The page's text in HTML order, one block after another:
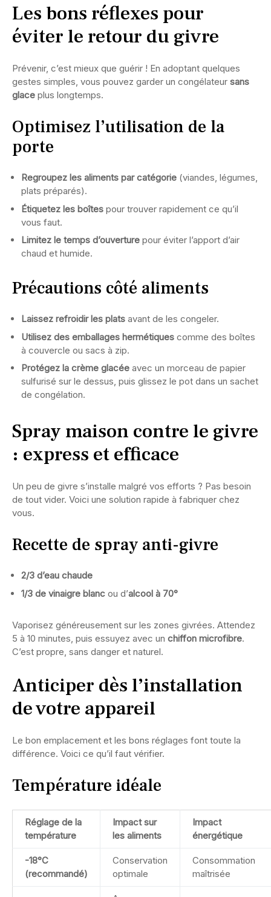
Les bons réflexes pour
éviter le retour du givre
Prévenir, c’est mieux que guérir ! En adoptant quelques
gestes simples, vous pouvez garder un congélateur sans
glace plus longtemps.
Optimisez l’utilisation de la
porte
Regroupez les aliments par catégorie (viandes, légumes,
plats préparés).
Étiquetez les boîtes pour trouver rapidement ce qu’il
vous faut.
Limitez le temps d’ouverture pour éviter l’apport d’air
chaud et humide.
Précautions côté aliments
Laissez refroidir les plats avant de les congeler.
Utilisez des emballages hermétiques comme des boîtes
à couvercle ou sacs à zip.
Protégez la crème glacée avec un morceau de papier
sulfurisé sur le dessus, puis glissez le pot dans un sachet
de congélation.
Spray maison contre le givre
: express et efficace
Un peu de givre s’installe malgré vos efforts ? Pas besoin
de tout vider. Voici une solution rapide à fabriquer chez
vous.
Recette de spray anti-givre
2/3 d’eau chaude
1/3 de vinaigre blanc ou d’alcool à 70°
Vaporisez généreusement sur les zones givrées. Attendez
5 à 10 minutes, puis essuyez avec un chiffon microfibre.
C’est propre, sans danger et naturel.
Anticiper dès l’installation
de votre appareil
Le bon emplacement et les bons réglages font toute la
différence. Voici ce qu’il faut vérifier.
Température idéale
Réglage de la
température
Impact sur
les aliments
Impact
énergétique
-18°C
(recommandé)
Conservation
optimale
Consommation
maîtrisée